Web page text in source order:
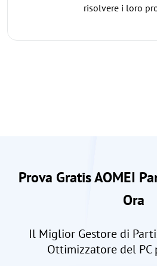
risolvere i loro
Prova Gratis AOMEI
Ora
Il Miglior Gestore di
Ottimizzatore del PC